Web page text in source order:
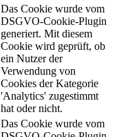
Das Cookie wurde vom
DSGVO-Cookie-Plugin
generiert. Mit diesem
Cookie wird geprüft, ob
ein Nutzer der
Verwendung von
Cookies der Kategorie
'Analytics' zugestimmt
hat oder nicht.
Das Cookie wurde vom